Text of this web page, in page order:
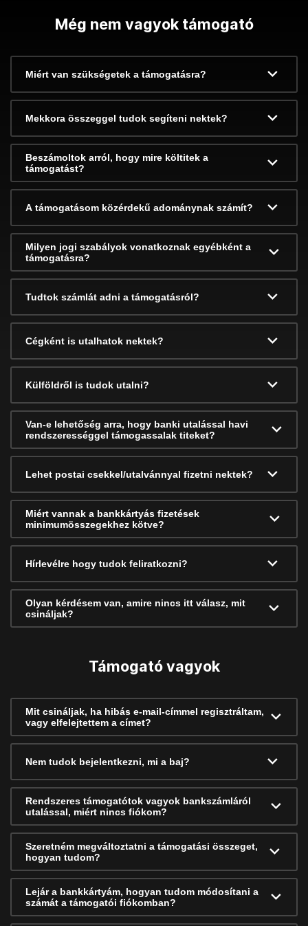
Még nem vagyok támogató
Miért van szükségetek a támogatásra?
Mekkora összeggel tudok segíteni nektek?
Beszámoltok arról, hogy mire költitek a
támogatást?
A támogatásom közérdekű adománynak számít?
Milyen jogi szabályok vonatkoznak egyébként a
támogatásra?
Tudtok számlát adni a támogatásról?
Cégként is utalhatok nektek?
Külföldről is tudok utalni?
Van-e lehetőség arra, hogy banki utalással havi
rendszerességgel támogassalak titeket?
Lehet postai csekkel/utalvánnyal fizetni nektek?
Miért vannak a bankkártyás fizetések
minimumösszegekhez kötve?
Hírlevélre hogy tudok feliratkozni?
Olyan kérdésem van, amire nincs itt válasz, mit
csináljak?
Támogató vagyok
Mit csináljak, ha hibás e-mail-címmel regisztráltam,
vagy elfelejtettem a címet?
Nem tudok bejelentkezni, mi a baj?
Rendszeres támogatótok vagyok bankszámláról
utalással, miért nincs fiókom?
Szeretném megváltoztatni a támogatási összeget,
hogyan tudom?
Lejár a bankkártyám, hogyan tudom módosítani a
számát a támogatói fiókomban?